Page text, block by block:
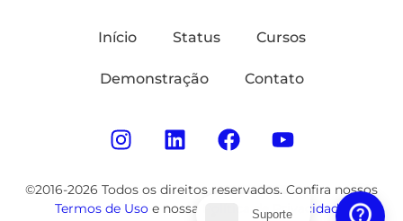
Início Status Cursos
Demonstração Contato
©2016-2026 Todos os direitos reservados. Confira nossos
Termos de Usoe nossa Política de Privacidade
Suporte